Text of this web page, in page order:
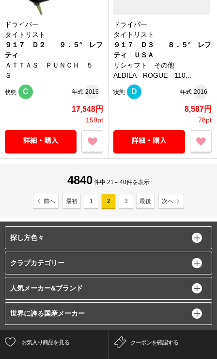
ドライバー
タイトリスト
９１７ Ｄ２ ９．５° レフ
ティ
ＡＴＴＡＳ ＰＵＮＣＨ ５
Ｓ
状態 C 年式 2016
17,548円
159pt
ドライバー
タイトリスト
９１７ Ｄ３ ８．５° レフ
ティ ＵＳＡ
リシャフト その他
ALDILA ROGUE 110...
状態 D 年式 2016
8,587円
78pt
4840 件中 21～40件を表示
前へ 最初 1 2 3 最後 次へ
探し方色々
クラブカテゴリー
人気メーカー&ブランド
世界に誇る国産メーカー
お気入り商品を見る クーポンを確認する